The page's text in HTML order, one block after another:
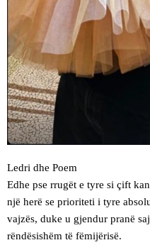
Ledri dhe Poem
Edhe pse rrugët e tyre si çift
një herë se prioriteti i tyre
vajzës, duke u gjendur pranë
rëndësishëm të fëmijërisë.